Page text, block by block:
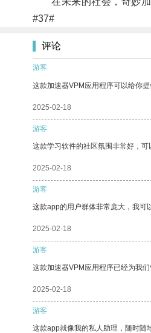
#37#
评论
游客
这款加速器VPM应用程序可以给你
2025-02-18
游客
这款学习软件的社区氛围非常好，可
2025-02-18
游客
这款app的用户群体非常庞大，我可
2025-02-18
游客
这款加速器VPM应用程序已经为我
2025-02-18
游客
这款app就像我的私人助理，随时随